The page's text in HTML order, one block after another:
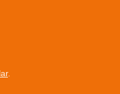
.